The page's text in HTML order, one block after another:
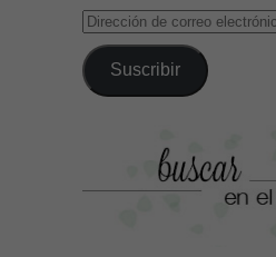
Dirección
correo
electrónico
Suscribir